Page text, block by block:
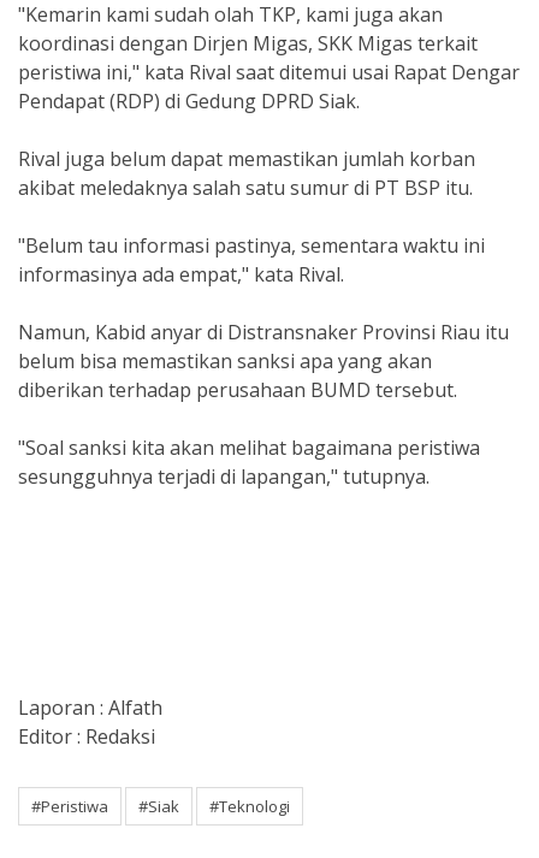
"Kemarin kami sudah olah TKP, kami juga akan
koordinasi dengan Dirjen Migas, SKK Migas terkait
peristiwa ini," kata Rival saat ditemui usai Rapat Dengar
Pendapat (RDP) di Gedung DPRD Siak.
Rival juga belum dapat memastikan jumlah korban
akibat meledaknya salah satu sumur di PT BSP itu.
"Belum tau informasi pastinya, sementara waktu ini
informasinya ada empat," kata Rival.
Namun, Kabid anyar di Distransnaker Provinsi Riau itu
belum bisa memastikan sanksi apa yang akan
diberikan terhadap perusahaan BUMD tersebut.
"Soal sanksi kita akan melihat bagaimana peristiwa
sesungguhnya terjadi di lapangan," tutupnya.
Laporan : Alfath
Editor : Redaksi
#Peristiwa #Siak #Teknologi